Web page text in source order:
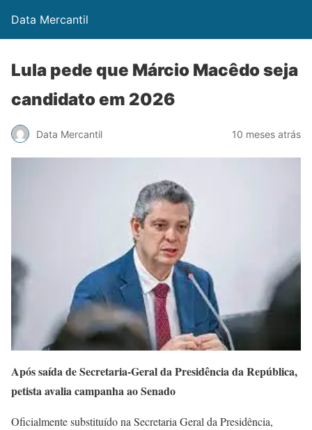
Data Mercantil
Lula pede que Márcio Macêdo seja
candidato em 2026
Data Mercantil 10 meses atrás
Após saída de Secretaria-Geral da Presidência da República,
petista avalia campanha ao Senado
Oficialmente substituído na Secretaria Geral da Presidência,